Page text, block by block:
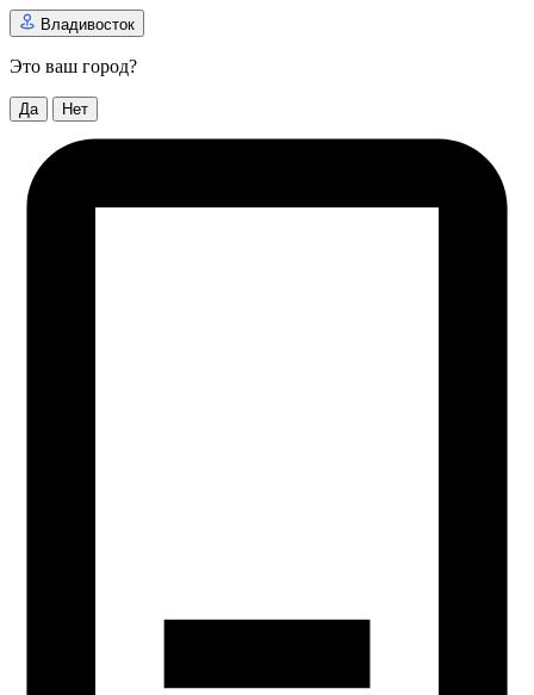
Владивосток
Это ваш город?
Да Нет